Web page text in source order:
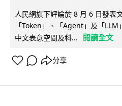
人民網旗下評論於 8 月 6 日發表
「Token」、「Agent」及「
中文表意空間及科...
閱讀全文
分享